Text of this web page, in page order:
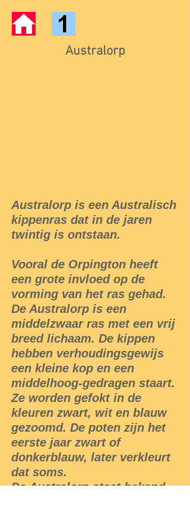
Australorp
Australorp is een Australisch
kippenras dat in de jaren
twintig is ontstaan.
Vooral de Orpington heeft
een grote invloed op de
vorming van het ras gehad.
De Australorp is een
middelzwaar ras met een vrij
breed lichaam. De kippen
hebben verhoudingsgewijs
een kleine kop en een
middelhoog-gedragen staart.
Ze worden gefokt in de
kleuren zwart, wit en blauw
gezoomd. De poten zijn het
eerste jaar zwart of
donkerblauw, later verkleurt
dat soms.
De Australorp staat bekend